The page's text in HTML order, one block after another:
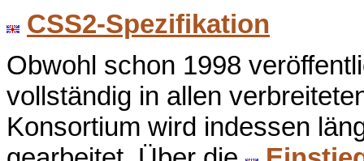
CSS2-Spezifikation
Obwohl schon 1998
vollständig in allen
Konsortium wird indessen